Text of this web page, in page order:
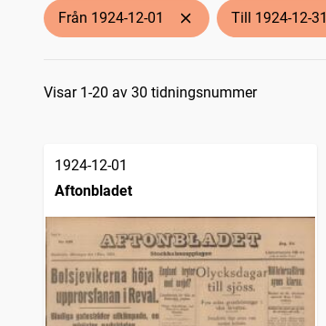
Från 1924-12-01 Till 1924-12-31
Sökresultat
Visar 1-20 av 30 tidningsnummer
1924-12-01
Aftonbladet